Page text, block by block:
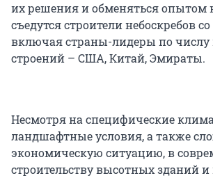
их решения и обменяться опытом
съедутся строители небоскребов
включая страны-лидеры по
строений – США, Китай, Эмираты.
Несмотря на специфические
ландшафтные условия, а также
экономическую ситуацию, в
строительству высотных зданий и